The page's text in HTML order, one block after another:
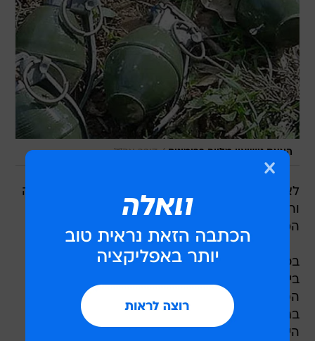
הצעת נישואין מלווה ברימונים / דובר צה"ל
לא פחות מארבעה מקרים של שימוש במטעני חבלה
ורימוני יד, אירעו במהלך סוף השבוע והחג בגליל
המערבי. איש לא נפגע.
בכפר דיר אל אסד הושלך מטען צינור לעבר חצר
ביתה של משפחה בשל סכסוך חמולות. המשפחה
הפגועה לא נותרה חייבת, ולאחר זמן קצר הושלך
בתגובה מטען צינור לעבר חצר ביתה של המשפחה
היריבה. בשני המקרים לא היו נפגעים.